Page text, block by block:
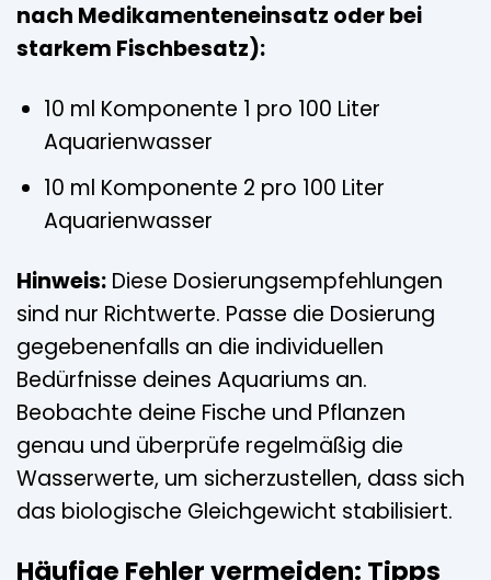
nach Medikamenteneinsatz oder bei
starkem Fischbesatz):
10 ml Komponente 1 pro 100 Liter
Aquarienwasser
10 ml Komponente 2 pro 100 Liter
Aquarienwasser
Hinweis: Diese Dosierungsempfehlungen
sind nur Richtwerte. Passe die Dosierung
gegebenenfalls an die individuellen
Bedürfnisse deines Aquariums an.
Beobachte deine Fische und Pflanzen
genau und überprüfe regelmäßig die
Wasserwerte, um sicherzustellen, dass sich
das biologische Gleichgewicht stabilisiert.
Häufige Fehler vermeiden: Tipps